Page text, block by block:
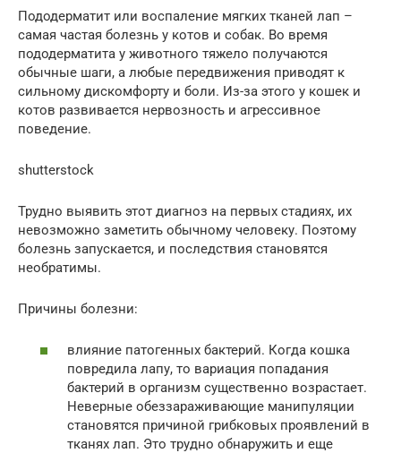
Пододерматит или воспаление мягких тканей лап –
самая частая болезнь у котов и собак. Во время
пододерматита у животного тяжело получаются
обычные шаги, а любые передвижения приводят к
сильному дискомфорту и боли. Из-за этого у кошек и
котов развивается нервозность и агрессивное
поведение.
shutterstock
Трудно выявить этот диагноз на первых стадиях, их
невозможно заметить обычному человеку. Поэтому
болезнь запускается, и последствия становятся
необратимы.
Причины болезни:
влияние патогенных бактерий. Когда кошка
повредила лапу, то вариация попадания
бактерий в организм существенно возрастает.
Неверные обеззараживающие манипуляции
становятся причиной грибковых проявлений в
тканях лап. Это трудно обнаружить и еще